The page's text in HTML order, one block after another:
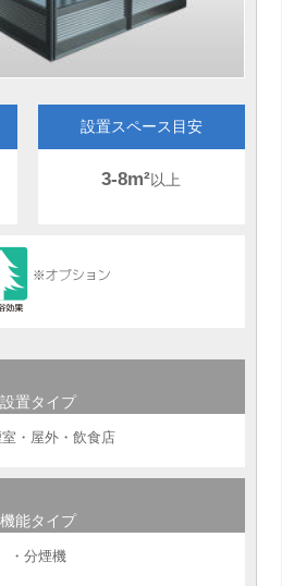
設置スペース目安
3-8m²以上
設置タイプ
室・屋外・飲食店
機能タイプ
・分煙機